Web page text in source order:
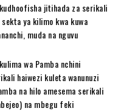
jitihada za serikali
ya kilimo kwa kuwa
muda na nguvu
wa Pamba nchini
haiwezi kuleta wanunuzi
na hilo amesema serikali
na mbegu feki